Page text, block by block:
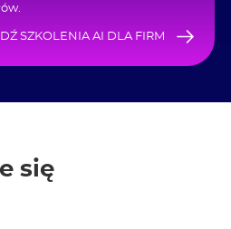
SZKOLENIA AI DLA FIRM
się